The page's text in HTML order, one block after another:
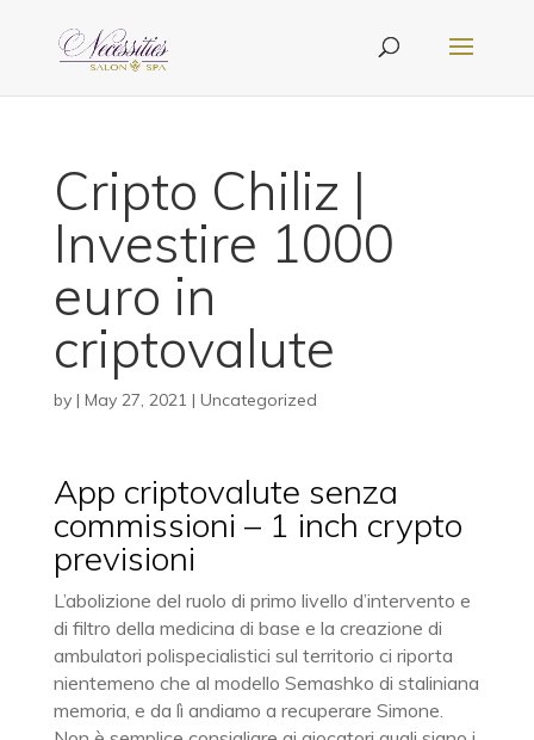
Cripto Chiliz |
Investire 1000
euro in
criptovalute
by | May 27, 2021| Uncategorized
App criptovalute senza
commissioni – 1 inch crypto
previsioni
L’abolizione del ruolo di primo livello d’intervento e
di filtro della medicina di base e la creazione di
ambulatori polispecialistici sul territorio ci riporta
nientemeno che al modello Semashko di staliniana
memoria, e da lì andiamo a recuperare Simone.